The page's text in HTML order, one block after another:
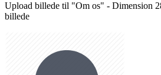
Upload billede til "Om os" - Dimension
billede